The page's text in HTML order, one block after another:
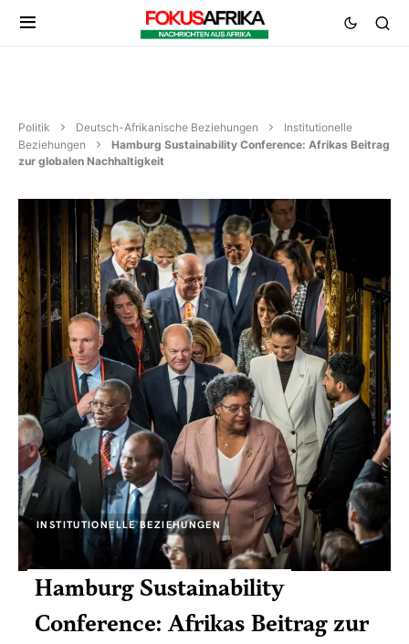
Politik Deutsch-Afrikanische Beziehungen
Institutionelle
Beziehungen
Hamburg Sustainability Conference: Afrikas Beitrag
zur globalen Nachhaltigkeit
INSTITUTIONELLE BEZIEHUNGEN
Hamburg Sustainability
Conference: Afrikas Beitrag zur